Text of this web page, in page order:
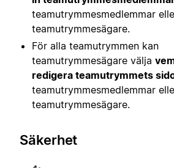
teamutrymmesmedlemmar
teamutrymmesägare.
För alla teamutrymmen kan
teamutrymmesägare välja
redigera teamutrymmets
teamutrymmesmedlemmar
teamutrymmesägare.
Säkerhet